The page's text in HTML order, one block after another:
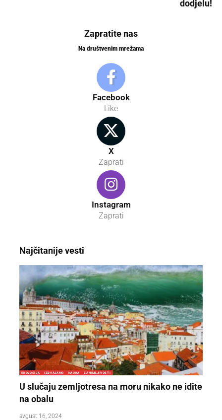
dodjelu!
Zapratite nas
Na društvenim mrežama
Facebook
Like
X
Zaprati
Instagram
Zaprati
Najčitanije vesti
EKOLOGIJA IZDVAJAMO NAUKA ZANIMLJIVOSTI
U slučaju zemljotresa na moru nikako ne idite
na obalu
avgust 16, 2024